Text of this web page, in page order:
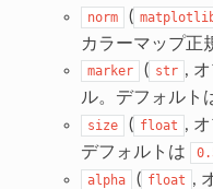
norm (
カラーマップ正
marker ( str ,
ル。デフォルト
size ( float ,
デフォルトは
alpha ( float ,